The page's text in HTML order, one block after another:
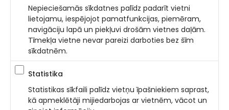
Nepieciešamās sīkdatnes palīdz padarīt vietni
lietojamu, iespējojot pamatfunkcijas, piemēram,
navigāciju lapā un piekļuvi drošām vietnes daļām.
Tīmekļa vietne nevar pareizi darboties bez šīm
sīkdatnēm.
Statistika
Statistikas sīkfaili palīdz vietņu īpašniekiem saprast,
kā apmeklētāji mijiedarbojas ar vietnēm, vācot un
Atbalsta programma augsti kvalificētu darba ņēmēju piesaistei.
Projekta ietvaros plānota informācijas pakalpojuma izstrāde, kas
ļauj pakalpojumu sniedzējiem digitalizēt uzņēmuma procesus.
Projekta rezultātā ir veikta mobilo lietotņu un pašapkalpošanās
portāla izveide. Projekta ieviešanas rezultatā plānota
bezkontakta apkalpošanas risinājumu izveide pakalpojumu
sniedzējiem. Nr. JU-PI-2022/43.
Privatuma politika
Nosacījumi un prasības
Sīkdatņu piekrišana
Latviski